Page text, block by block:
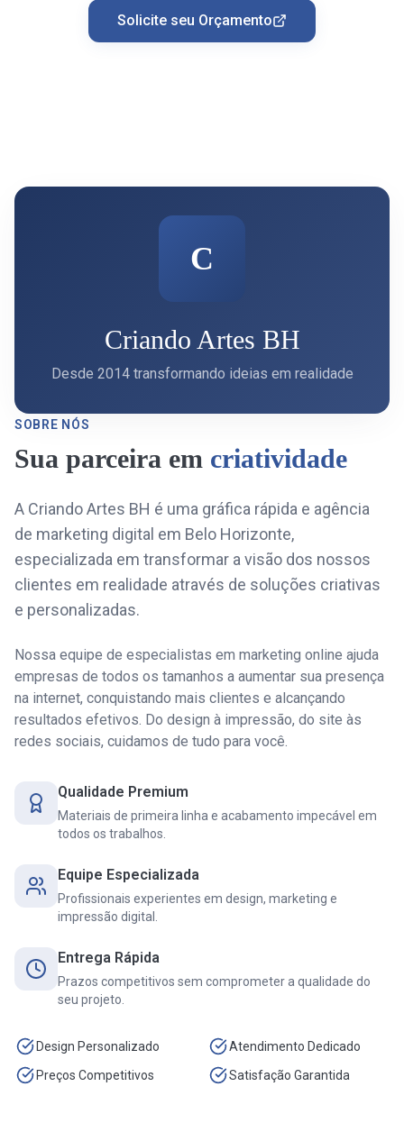
Solicite seu Orçamento
C
Criando Artes BH
Desde 2014 transformando ideias em realidade
SOBRE NÓS
Sua parceira em criatividade
A Criando Artes BH é uma gráfica rápida e agência
de marketing digital em Belo Horizonte,
especializada em transformar a visão dos nossos
clientes em realidade através de soluções criativas
e personalizadas.
Nossa equipe de especialistas em marketing online ajuda
empresas de todos os tamanhos a aumentar sua presença
na internet, conquistando mais clientes e alcançando
resultados efetivos. Do design à impressão, do site às
redes sociais, cuidamos de tudo para você.
Qualidade Premium
Materiais de primeira linha e acabamento impecável em
todos os trabalhos.
Equipe Especializada
Profissionais experientes em design, marketing e
impressão digital.
Entrega Rápida
Prazos competitivos sem comprometer a qualidade do
seu projeto.
Design Personalizado
Atendimento Dedicado
Preços Competitivos
Satisfação Garantida